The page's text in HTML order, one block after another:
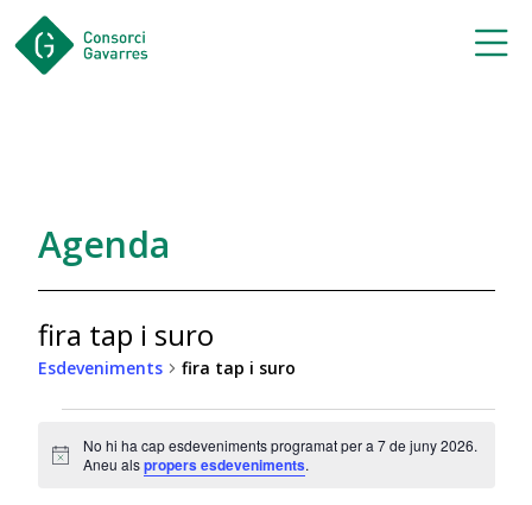
Agenda
fira tap i suro
Esdeveniments fira tap i suro
for
Notice
No hi ha cap esdeveniments programat per a 7 de juny 2026.
Aneu alspropers esdeveniments.